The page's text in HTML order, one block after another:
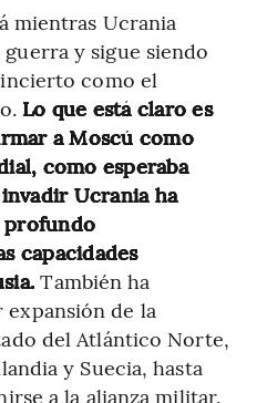
mientras Ucrania
y sigue siendo
como el
Lo que está claro es
a Moscú como
como esperaba
Ucrania ha
profundo
capacidades
También ha
de la
del Atlántico Norte,
y Suecia, hasta
a la alianza militar.